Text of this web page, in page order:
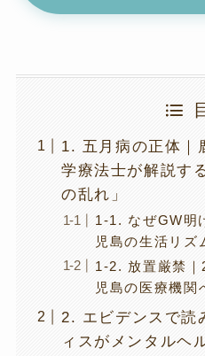
1. 五月病の正体｜
学療法士が解説す
の乱れ」
1-1. なぜGW明
児島の生活リズ
1-2. 放置厳禁｜
児島の医療機関
2. エビデンスで読
ィスがメンタルヘ